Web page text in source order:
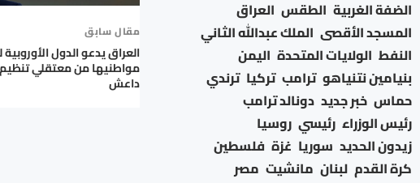
مقال سابق
العراق يدعو الدول
مواطنيها من معتقلي تنظيم
داعش
الضفة الغربية الطقس العراق
المسجد الأقصى الملك عبدالله الثاني
النفط الولايات المتحدة اليمن
بنيامين نتنياهو ترامب تركيا ترندي
حماس خبر جديد دونالد ترامب
رئيس الوزراء رئيسي روسيا
زيدون الحديد سوريا غزة فلسطين
كرة القدم لبنان مانشيت مصر